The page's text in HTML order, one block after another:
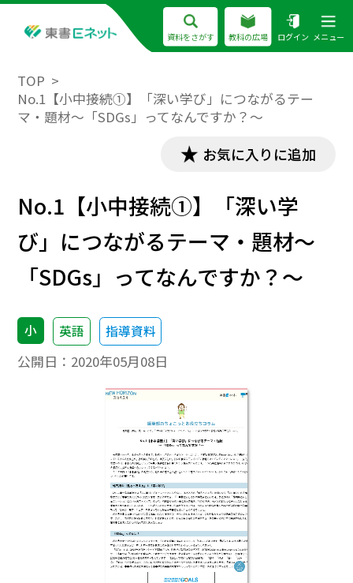
資料をさがす 教科の広場 ログイン メニュー
TOP
No.1【小中接続①】「深い学び」につながるテー
マ・題材〜「SDGs」ってなんですか？〜
お気に入りに追加
No.1【小中接続①】「深い学
び」につながるテーマ・題材〜
「SDGs」ってなんですか？〜
小 英語 指導資料
公開日： 2020年05月08日